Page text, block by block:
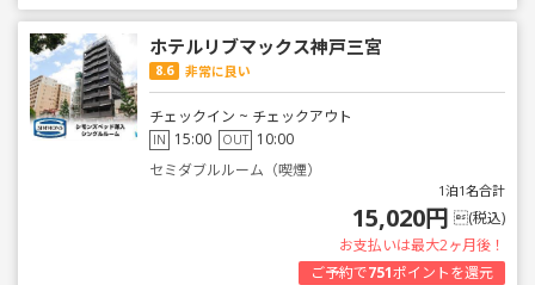
ホテルリブマックス神戸三宮
8.6 非常に良い
チェックイン ~ チェックアウト
IN 15:00 OUT 10:00
セミダブルルーム（喫煙）
1泊1名合計
15,020円 (税込)
お支払いは最大2ヶ月後！
ご予約で751ポイントを還元